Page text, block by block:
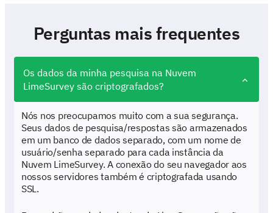
Perguntas mais frequentes
Os dados da minha pesquisa na Nuvem
LimeSurvey são criptografados?
Nós nos preocupamos muito com a sua segurança.
Seus dados de pesquisa/respostas são armazenados
em um banco de dados separado, com um nome de
usuário/senha separado para cada instância da
Nuvem LimeSurvey. A conexão do seu navegador aos
nossos servidores também é criptografada usando
SSL.